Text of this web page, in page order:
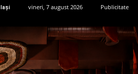
Iași vineri, 7 august 2026 Publicitate